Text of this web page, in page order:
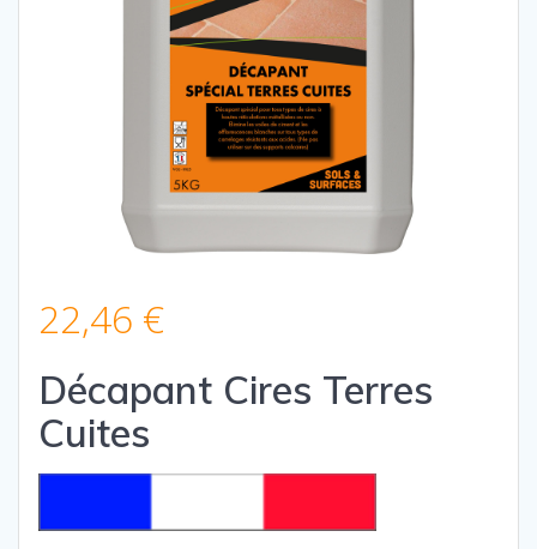
22,46 €
Décapant Cires Terres
Cuites